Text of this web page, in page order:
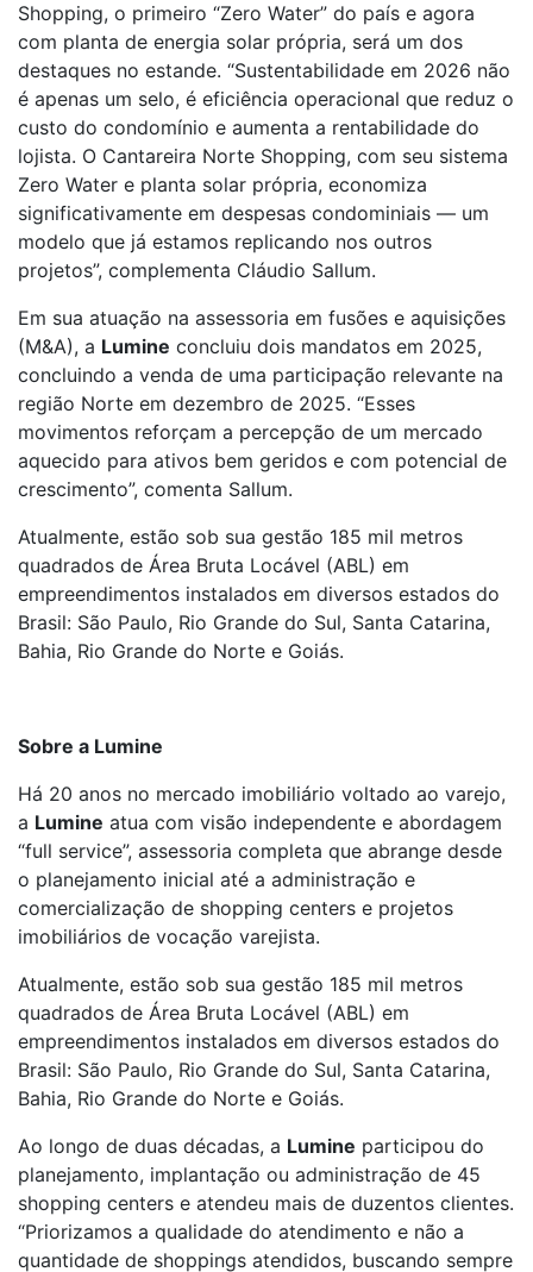
Shopping, o primeiro “Zero Water” do país e agora
com planta de energia solar própria, será um dos
destaques no estande. “Sustentabilidade em 2026 não
é apenas um selo, é eficiência operacional que reduz o
custo do condomínio e aumenta a rentabilidade do
lojista. O Cantareira Norte Shopping, com seu sistema
Zero Water e planta solar própria, economiza
significativamente em despesas condominiais — um
modelo que já estamos replicando nos outros
projetos”, complementa Cláudio Sallum.
Em sua atuação na assessoria em fusões e aquisições
(M&A), a Lumine concluiu dois mandatos em 2025,
concluindo a venda de uma participação relevante na
região Norte em dezembro de 2025. “Esses
movimentos reforçam a percepção de um mercado
aquecido para ativos bem geridos e com potencial de
crescimento”, comenta Sallum.
Atualmente, estão sob sua gestão 185 mil metros
quadrados de Área Bruta Locável (ABL) em
empreendimentos instalados em diversos estados do
Brasil: São Paulo, Rio Grande do Sul, Santa Catarina,
Bahia, Rio Grande do Norte e Goiás.
Sobre a Lumine
Há 20 anos no mercado imobiliário voltado ao varejo,
a Lumine atua com visão independente e abordagem
“full service”, assessoria completa que abrange desde
o planejamento inicial até a administração e
comercialização de shopping centers e projetos
imobiliários de vocação varejista.
Atualmente, estão sob sua gestão 185 mil metros
quadrados de Área Bruta Locável (ABL) em
empreendimentos instalados em diversos estados do
Brasil: São Paulo, Rio Grande do Sul, Santa Catarina,
Bahia, Rio Grande do Norte e Goiás.
Ao longo de duas décadas, a Lumine participou do
planejamento, implantação ou administração de 45
shopping centers e atendeu mais de duzentos clientes.
“Priorizamos a qualidade do atendimento e não a
quantidade de shoppings atendidos, buscando sempre